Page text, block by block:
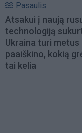
Pasaulis
Atsakui į naują
technologiją
Ukraina turi metus
paaiškino, kokią
tai kelia